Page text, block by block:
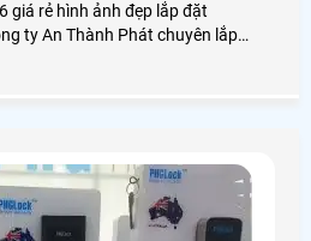
giá rẻ hình ảnh đẹp lắp đặt
ty An Thành Phát chuyên lắp